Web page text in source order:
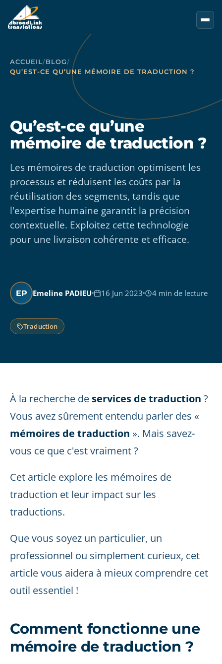
Aller au contenu principal
ACCUEIL/BLOG/
QU’EST-CE QU’UNE MÉMOIRE DE TRADUCTION ?
Qu’est-ce qu’une
mémoire de traduction ?
Les mémoires de traduction optimisent les
processus et réduisent les coûts par la
réutilisation des segments, tandis que
l'expertise humaine garantit la précision
contextuelle. Exploitez cette technologie
pour une livraison cohérente et efficace.
EP Emeline PADIEU 16 Jun 2023 4 min de lecture
Traduction
À la recherche de services de traduction ?
Vous avez sûrement entendu parler des «
mémoires de traduction ». Mais savez-
vous ce que c'est vraiment ?
Cet article explore les mémoires de
traduction et leur impact sur les
traductions.
Que vous soyez un particulier, un
professionnel ou simplement curieux, cet
article vous aidera à mieux comprendre cet
outil essentiel !
Comment fonctionne une
mémoire de traduction ?